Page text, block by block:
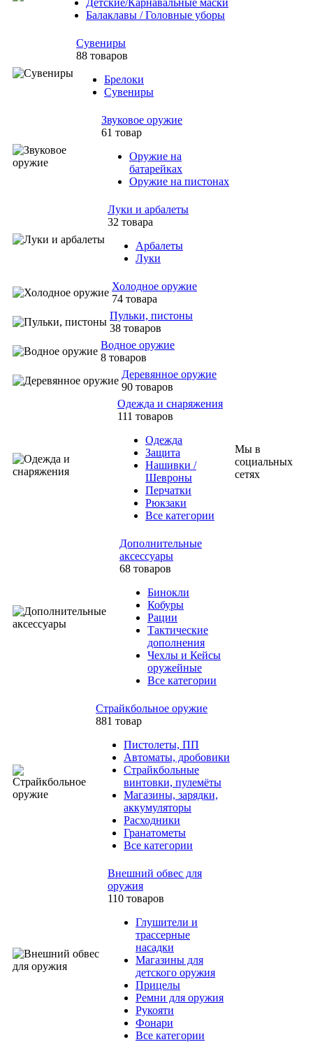
Детские/Карнавальные маски
Балаклавы / Головные уборы
Сувениры
88 товаров
Брелоки
Сувениры
Звуковое оружие
61 товар
Оружие на
батарейках
Оружие на пистонах
Луки и арбалеты
32 товара
Арбалеты
Луки
Холодное оружие
74 товара
Пульки, пистоны
38 товаров
Водное оружие
8 товаров
Деревянное оружие
90 товаров
Одежда и снаряжения
111 товаров
Одежда
Защита
Нашивки /
Шевроны
Перчатки
Рюкзаки
Все категории
Дополнительные
аксессуары
68 товаров
Бинокли
Кобуры
Рации
Тактические
дополнения
Чехлы и Кейсы
оружейные
Все категории
Страйкбольное оружие
881 товар
Пистолеты, ПП
Автоматы, дробовики
Страйкбольные
винтовки, пулемёты
Магазины, зарядки,
аккумуляторы
Расходники
Гранатометы
Все категории
Внешний обвес для
оружия
110 товаров
Глушители и
трассерные
насадки
Магазины для
детского оружия
Прицелы
Ремни для оружия
Рукояти
Фонари
Все категории
Мы в
социальных
сетях